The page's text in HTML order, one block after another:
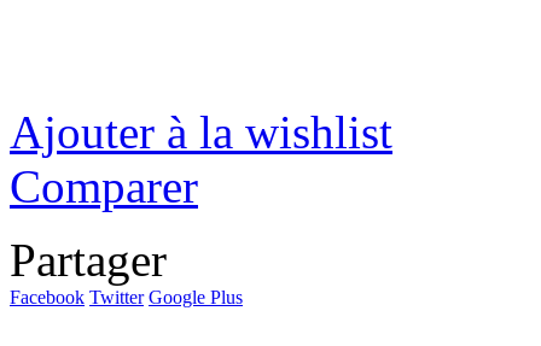
Ajouter à la wishlist
Comparer
Partager
Facebook Twitter Google Plus